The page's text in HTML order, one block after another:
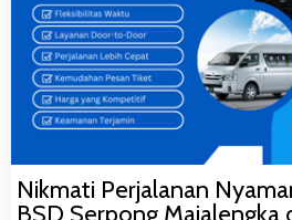
Nikmati Perjalanan